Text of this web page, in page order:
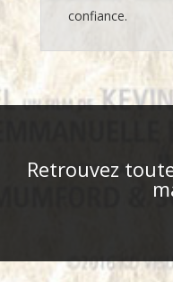
confiance.
Retrouvez